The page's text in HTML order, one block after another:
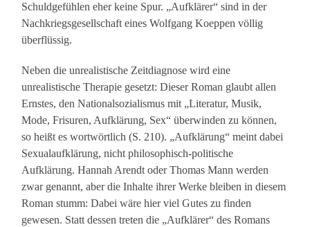
Schuldgefühlen eher keine Spur. „Aufklärer“ sind in der
Nachkriegsgesellschaft eines Wolfgang Koeppen völlig
überflüssig.
Neben die unrealistische Zeitdiagnose wird eine
unrealistische Therapie gesetzt: Dieser Roman glaubt allen
Ernstes, den Nationalsozialismus mit „Literatur, Musik,
Mode, Frisuren, Aufklärung, Sex“ überwinden zu können,
so heißt es wortwörtlich (S. 210). „Aufklärung“ meint dabei
Sexualaufklärung, nicht philosophisch-politische
Aufklärung. Hannah Arendt oder Thomas Mann werden
zwar genannt, aber die Inhalte ihrer Werke bleiben in diesem
Roman stumm: Dabei wäre hier viel Gutes zu finden
gewesen. Statt dessen treten die „Aufklärer“ des Romans